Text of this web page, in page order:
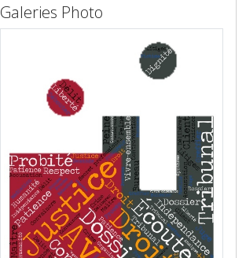
Galeries Photo